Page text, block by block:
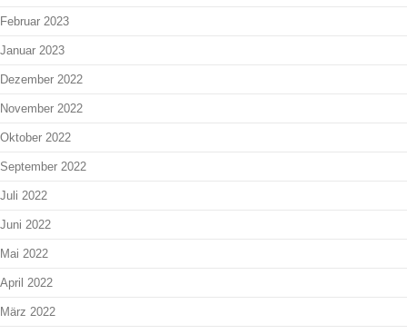
Februar 2023
Januar 2023
Dezember 2022
November 2022
Oktober 2022
September 2022
Juli 2022
Juni 2022
Mai 2022
April 2022
März 2022